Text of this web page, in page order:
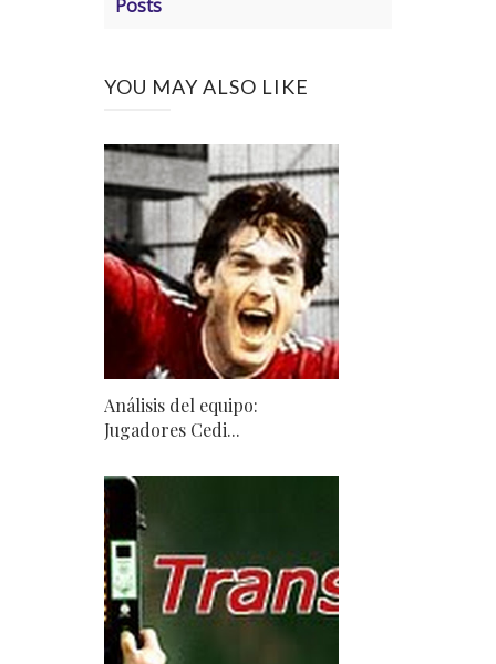
Posts
YOU MAY ALSO LIKE
Análisis del equipo:
Jugadores Cedi...